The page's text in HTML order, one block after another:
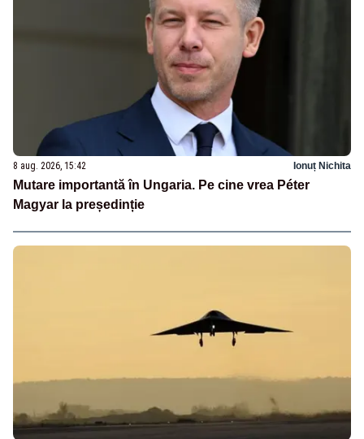
8 aug. 2026, 15:42 Ionuț Nichita
Mutare importantă în Ungaria. Pe cine vrea Péter
Magyar la președinție